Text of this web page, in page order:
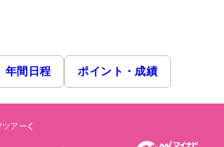
年間日程 ポイント・成績
ツアー